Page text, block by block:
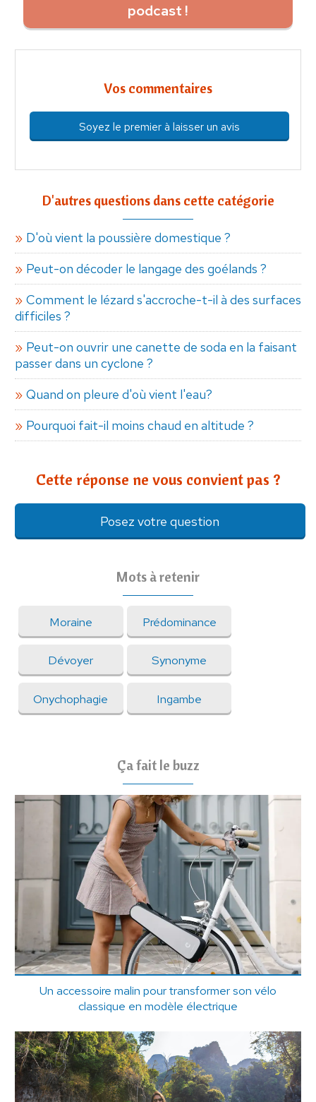
podcast !
Vos commentaires
Soyez le premier à laisser un avis
D'autres questions dans cette catégorie
D'où vient la poussière domestique ?
Peut-on décoder le langage des goélands ?
Comment le lézard s'accroche-t-il à des surfaces
difficiles ?
Peut-on ouvrir une canette de soda en la faisant
passer dans un cyclone ?
Quand on pleure d'où vient l'eau?
Pourquoi fait-il moins chaud en altitude ?
Cette réponse ne vous convient pas ?
Posez votre question
Mots à retenir
Moraine Prédominance
Dévoyer Synonyme
Onychophagie Ingambe
Ça fait le buzz
Un accessoire malin pour transformer son vélo
classique en modèle électrique